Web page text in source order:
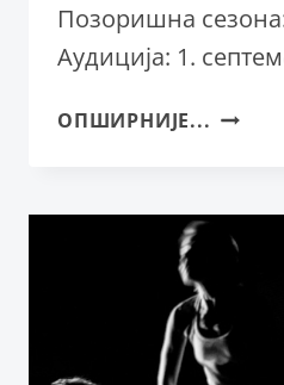
Позоришна
Аудиција: 1.
ОПШИРНИЈЕ...